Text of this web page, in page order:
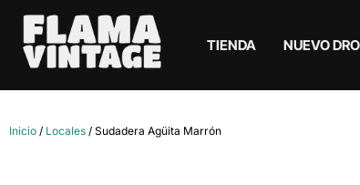
TIENDA NUEVO
Inicio / Locales / Sudadera Agüita Marrón